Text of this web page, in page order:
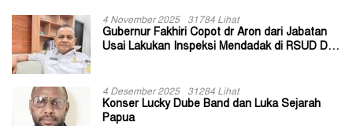
4 November 2025 31784 Lihat
Gubernur Fakhiri Copot dr Aron dari Jabatan
Usai Lakukan Inspeksi Mendadak di RSUD Dok
4 Desember 2025 31284 Lihat
Konser Lucky Dube Band dan Luka Sejarah
Papua